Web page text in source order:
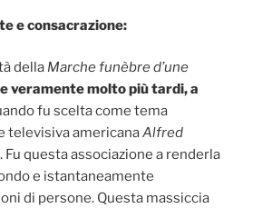
e consacrazione:
della Marche funèbre d’une
veramente molto più tardi, a
fu scelta come tema
televisiva americanaAlfred
. Fu questa associazione a renderla
e istantaneamente
di persone. Questa massiccia